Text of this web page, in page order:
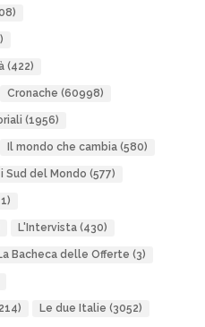
(422)
Cronache (60998)
(1956)
Il mondo che cambia(580)
Sud del Mondo (577)
L'Intervista(430)
Bacheca delle Offerte (3)
Le due Italie (3052)